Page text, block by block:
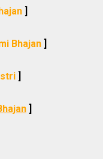
]
Bhajan]
]
]